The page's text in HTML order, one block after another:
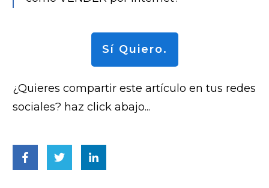
Sí Quiero.
¿Quieres compartir este artículo en tus redes
sociales? haz click abajo...